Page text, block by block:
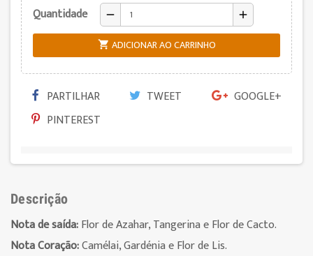
Quantidade
remove add
 ADICIONAR AO CARRINHO
PARTILHAR TWEET
GOOGLE+
PINTEREST
Descrição
Nota de saída:Flor de Azahar, Tangerina e Flor de Cacto.
Nota Coração:Camélai, Gardénia e Flor de Lis.